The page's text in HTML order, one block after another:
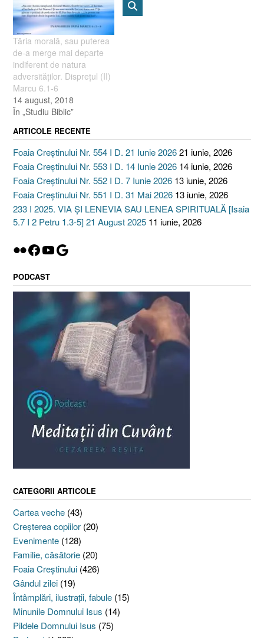
Tăria morală, sau puterea
de-a merge mai departe
indiferent de natura
adversităţilor. Disprețul (II)
Marcu 6.1-6
14 august, 2018
În „Studiu Biblic”
ARTICOLE RECENTE
Foaia Creștinului Nr. 554 I D. 21 Iunie 202621 iunie, 2026
Foaia Creștinului Nr. 553 I D. 14 Iunie 2026 14 iunie, 2026
Foaia Creștinului Nr. 552 I D. 7 Iunie 2026 13 iunie, 2026
Foaia Creștinului Nr. 551 I D. 31 Mai 2026 13 iunie, 2026
233 I 2025. VIA ȘI LENEVIA SAU LENEA SPIRITUALĂ [Isaia
5.7 I 2 Petru 1.3-5] 21 August 2025 11 iunie, 2026
Flickr
Facebook
YouTube
Google
PODCAST
CATEGORII ARTICOLE
Cartea veche (43)
Creşterea copiilor (20)
Evenimente (128)
Familie, căsătorie (20)
Foaia Creştinului (426)
Gândul zilei (19)
Întâmplări, ilustraţii, fabule (15)
Minunile Domnului Isus (14)
Pildele Domnului Isus (75)